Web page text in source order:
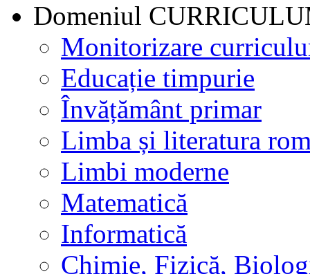
Domeniul
Monitorizare
Educație timpurie
Învățământ primar
Limba și literatura
Limbi moderne
Matematică
Informatică
Chimie, Fizică,